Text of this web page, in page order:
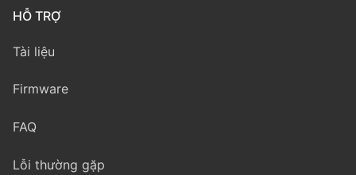
HỖ TRỢ
Tài liệu
Firmware
FAQ
Lỗi thường gặp